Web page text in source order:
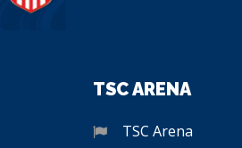
TSC ARENA
TSC Arena